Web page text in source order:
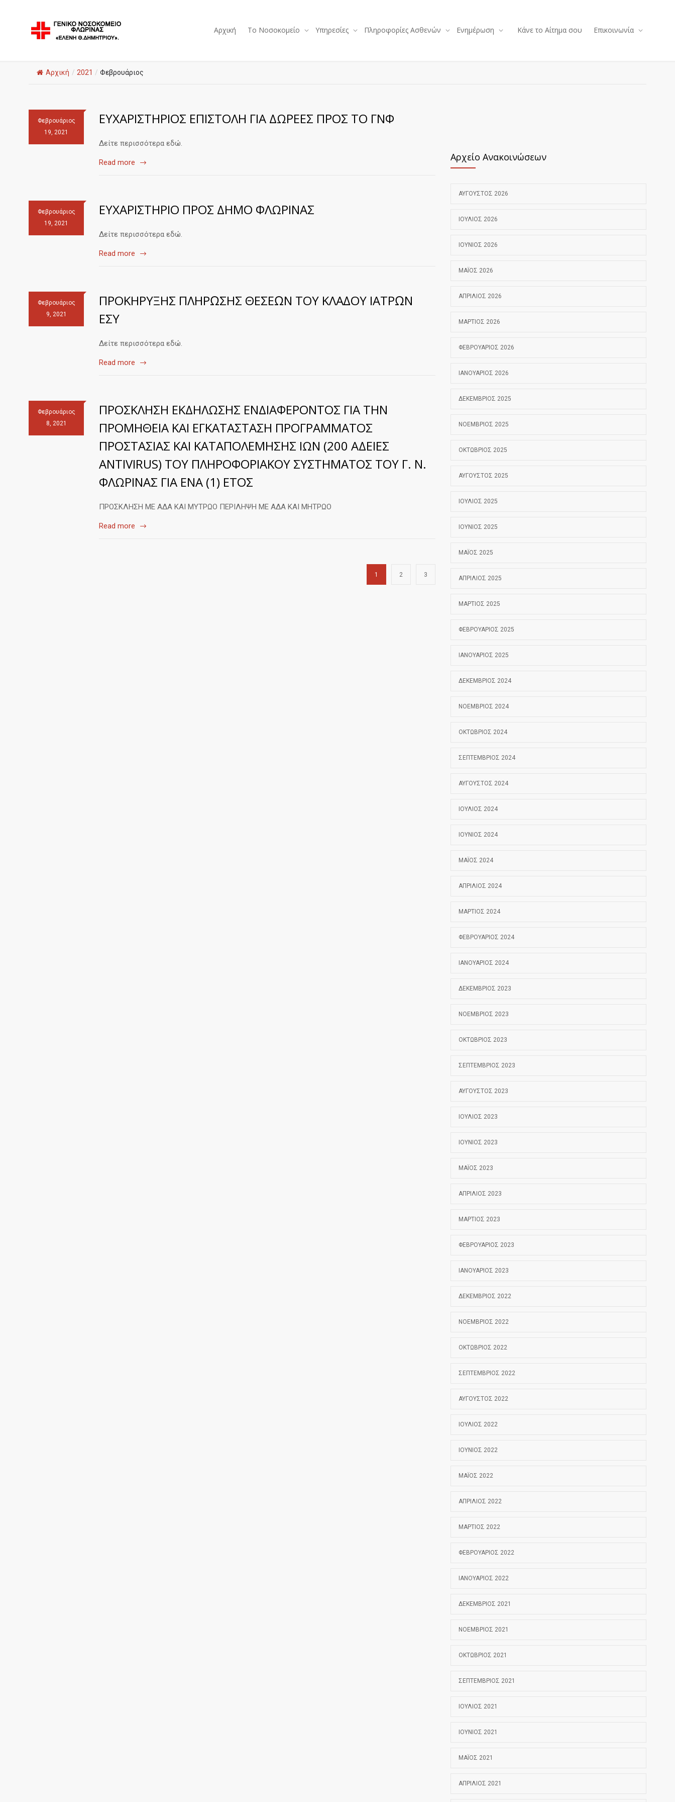
Αρχική Το Νοσοκομείο Υπηρεσίες Πληροφορίες Ασθενών Ενημέρωση Κάνε το Αίτημα σου Επικοινωνία
Αρχική / 2021 / Φεβρουάριος
Φεβρουάριος
19, 2021
ΕΥΧΑΡΙΣΤΗΡΙΟΣ ΕΠΙΣΤΟΛΗ ΓΙΑ ΔΩΡΕΕΣ ΠΡΟΣ ΤΟ ΓΝΦ
Δείτε περισσότερα εδώ.
Read more
Φεβρουάριος
19, 2021
ΕΥΧΑΡΙΣΤΗΡΙΟ ΠΡΟΣ ΔΗΜΟ ΦΛΩΡΙΝΑΣ
Δείτε περισσότερα εδώ.
Read more
Φεβρουάριος
9, 2021
ΠΡΟΚΗΡΥΞΗΣ ΠΛΗΡΩΣΗΣ ΘΕΣΕΩΝ ΤΟΥ ΚΛΑ∆ΟΥ ΙΑΤΡΩΝ
ΕΣΥ
Δείτε περισσότερα εδώ.
Read more
Φεβρουάριος
8, 2021
ΠΡΟΣΚΛΗΣΗ ΕΚΔΗΛΩΣΗΣ ΕΝΔΙΑΦΕΡΟΝΤΟΣ ΓΙΑ ΤΗΝ
ΠΡΟΜΗΘΕΙΑ ΚΑΙ ΕΓΚΑΤΑΣΤΑΣΗ ΠΡΟΓΡΑΜΜΑΤΟΣ
ΠΡΟΣΤΑΣΙΑΣ ΚΑΙ ΚΑΤΑΠΟΛΕΜΗΣΗΣ ΙΩΝ (200 ΑΔΕΙΕΣ
ANTIVIRUS) ΤΟΥ ΠΛΗΡΟΦΟΡΙΑΚΟΥ ΣΥΣΤΗΜΑΤΟΣ ΤΟΥ Γ. Ν.
ΦΛΩΡΙΝΑΣ ΓΙΑ ΕΝΑ (1) ΕΤΟΣ
ΠΡΟΣΚΛΗΣΗ ΜΕ ΑΔΑ ΚΑΙ ΜΥΤΡΩΟ ΠΕΡΙΛΗΨΗ ΜΕ ΑΔΑ ΚΑΙ ΜΗΤΡΩΟ
Read more
1 2 3
Αρχείο Ανακοινώσεων
ΑΎΓΟΥΣΤΟΣ 2026
ΙΟΎΛΙΟΣ 2026
ΙΟΎΝΙΟΣ 2026
ΜΆΙΟΣ 2026
ΑΠΡΊΛΙΟΣ 2026
ΜΆΡΤΙΟΣ 2026
ΦΕΒΡΟΥΆΡΙΟΣ 2026
ΙΑΝΟΥΆΡΙΟΣ 2026
ΔΕΚΈΜΒΡΙΟΣ 2025
ΝΟΈΜΒΡΙΟΣ 2025
ΟΚΤΏΒΡΙΟΣ 2025
ΑΎΓΟΥΣΤΟΣ 2025
ΙΟΎΛΙΟΣ 2025
ΙΟΎΝΙΟΣ 2025
ΜΆΙΟΣ 2025
ΑΠΡΊΛΙΟΣ 2025
ΜΆΡΤΙΟΣ 2025
ΦΕΒΡΟΥΆΡΙΟΣ 2025
ΙΑΝΟΥΆΡΙΟΣ 2025
ΔΕΚΈΜΒΡΙΟΣ 2024
ΝΟΈΜΒΡΙΟΣ 2024
ΟΚΤΏΒΡΙΟΣ 2024
ΣΕΠΤΈΜΒΡΙΟΣ 2024
ΑΎΓΟΥΣΤΟΣ 2024
ΙΟΎΛΙΟΣ 2024
ΙΟΎΝΙΟΣ 2024
ΜΆΙΟΣ 2024
ΑΠΡΊΛΙΟΣ 2024
ΜΆΡΤΙΟΣ 2024
ΦΕΒΡΟΥΆΡΙΟΣ 2024
ΙΑΝΟΥΆΡΙΟΣ 2024
ΔΕΚΈΜΒΡΙΟΣ 2023
ΝΟΈΜΒΡΙΟΣ 2023
ΟΚΤΏΒΡΙΟΣ 2023
ΣΕΠΤΈΜΒΡΙΟΣ 2023
ΑΎΓΟΥΣΤΟΣ 2023
ΙΟΎΛΙΟΣ 2023
ΙΟΎΝΙΟΣ 2023
ΜΆΙΟΣ 2023
ΑΠΡΊΛΙΟΣ 2023
ΜΆΡΤΙΟΣ 2023
ΦΕΒΡΟΥΆΡΙΟΣ 2023
ΙΑΝΟΥΆΡΙΟΣ 2023
ΔΕΚΈΜΒΡΙΟΣ 2022
ΝΟΈΜΒΡΙΟΣ 2022
ΟΚΤΏΒΡΙΟΣ 2022
ΣΕΠΤΈΜΒΡΙΟΣ 2022
ΑΎΓΟΥΣΤΟΣ 2022
ΙΟΎΛΙΟΣ 2022
ΙΟΎΝΙΟΣ 2022
ΜΆΙΟΣ 2022
ΑΠΡΊΛΙΟΣ 2022
ΜΆΡΤΙΟΣ 2022
ΦΕΒΡΟΥΆΡΙΟΣ 2022
ΙΑΝΟΥΆΡΙΟΣ 2022
ΔΕΚΈΜΒΡΙΟΣ 2021
ΝΟΈΜΒΡΙΟΣ 2021
ΟΚΤΏΒΡΙΟΣ 2021
ΣΕΠΤΈΜΒΡΙΟΣ 2021
ΙΟΎΛΙΟΣ 2021
ΙΟΎΝΙΟΣ 2021
ΜΆΙΟΣ 2021
ΑΠΡΊΛΙΟΣ 2021